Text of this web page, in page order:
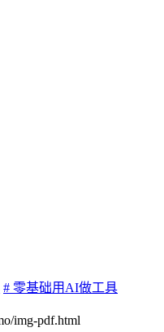
# 零基础用AI做工具
img-pdf.html